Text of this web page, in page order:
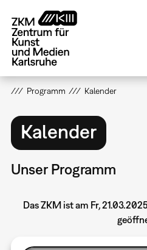
zum
Inhalt
Programm Kalender
Kalender
Unser Programm
Das ZKM ist am Fr,